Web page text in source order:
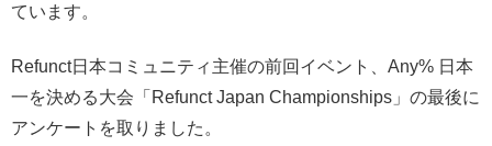
ています。
Refunct日本コミュニティ主催の前回イベント、Any% 日本
一を決める大会「Refunct Japan Championships」の最後に
アンケートを取りました。